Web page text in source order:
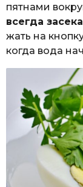
пятнами
всегда
жать на
когда вода